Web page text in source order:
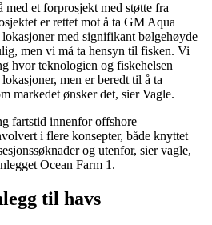
med et forprosjekt med støtte fra
er rettet mot å ta GM Aqua
med signifikant bølgehøyde
men vi må ta hensyn til fisken. Vi
hvor teknologien og fiskehelsen
men er beredt til å ta
markedet ønsker det, sier Vagle.
fartstid innenfor offshore
i flere konsepter, både knyttet
og utenfor, sier vagle,
Ocean Farm 1.
til havs